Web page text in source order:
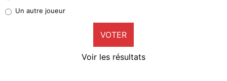
9%
Un autre joueur
VOTER
Voir les résultats